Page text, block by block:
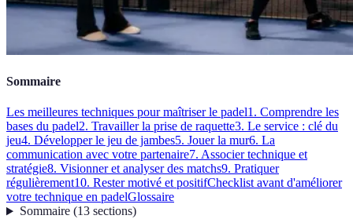
Sommaire
Les meilleures techniques pour maîtriser le padel1. Comprendre les
bases du padel2. Travailler la prise de raquette3. Le service : clé du
jeu4. Développer le jeu de jambes5. Jouer la mur6. La
communication avec votre partenaire7. Associer technique et
stratégie8. Visionner et analyser des matchs9. Pratiquer
régulièrement10. Rester motivé et positifChecklist avant d'améliorer
votre technique en padelGlossaire
Sommaire(13 sections)